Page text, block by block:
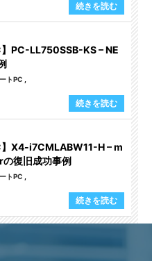
続きを読む
】PC-LL750SSB-KS – NE
トPC
続きを読む
】X4-i7CMLABW11-H – m
復旧成功事例
トPC
続きを読む